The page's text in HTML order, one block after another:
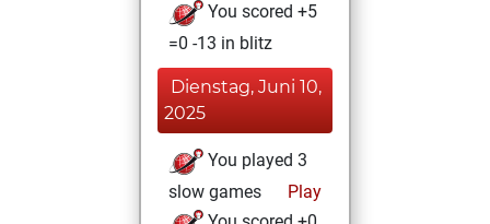
You scored +5
=0 -13 in blitz
Dienstag, Juni 10,
2025
You played 3
slow games
Play